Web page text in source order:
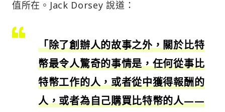
值所在。Jack Dorsey 說道：
「除了創辦人的故事之外，關於比特
幣最令人驚奇的事情是，任何從事比
特幣工作的人，或者從中獲得報酬的
人，或者為自己購買比特幣的人——